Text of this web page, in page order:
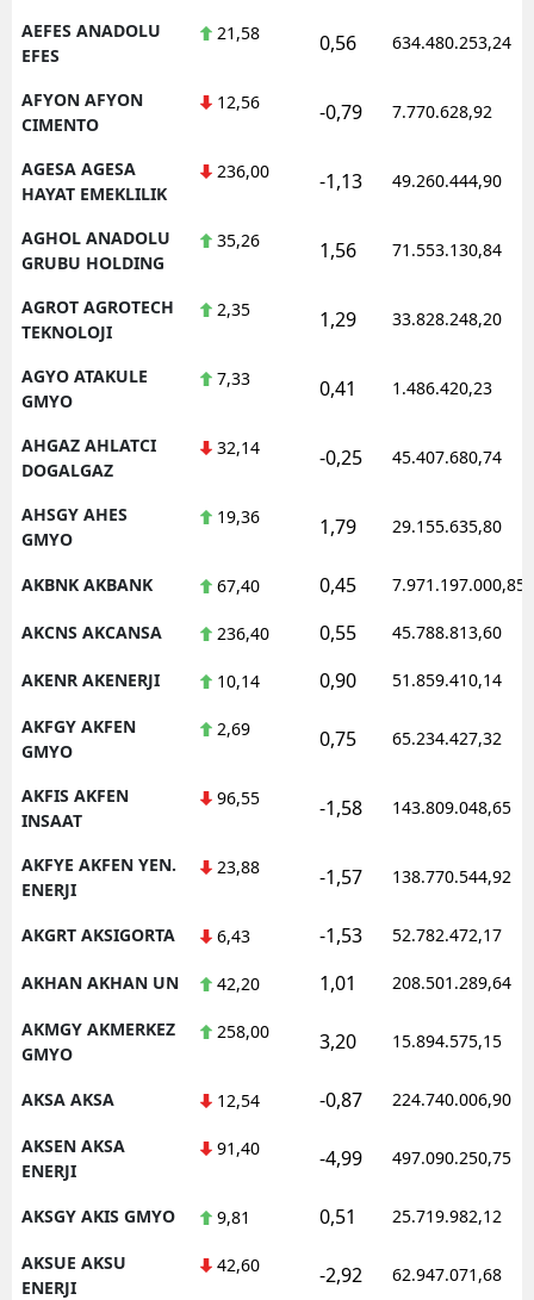
AEFES ANADOLU
EFES
21,58 0,56 634.480.253,24
AFYON AFYON
CIMENTO
12,56 -0,79 7.770.628,92
AGESA AGESA
HAYAT EMEKLILIK
236,00 -1,13 49.260.444,90
AGHOL ANADOLU
GRUBU HOLDING
35,26 1,56 71.553.130,84
AGROT AGROTECH
TEKNOLOJI
2,35 1,29 33.828.248,20
AGYO ATAKULE
GMYO
7,33 0,41 1.486.420,23
AHGAZ AHLATCI
DOGALGAZ
32,14 -0,25 45.407.680,74
AHSGY AHES
GMYO
19,36 1,79 29.155.635,80
AKBNK AKBANK 67,40 0,45 7.971.197.000,85
AKCNS AKCANSA 236,40 0,55 45.788.813,60
AKENR AKENERJI 10,14 0,90 51.859.410,14
AKFGY AKFEN
GMYO
2,69 0,75 65.234.427,32
AKFIS AKFEN
INSAAT
96,55 -1,58 143.809.048,65
AKFYE AKFEN YEN.
ENERJI
23,88 -1,57 138.770.544,92
AKGRT AKSIGORTA 6,43 -1,53 52.782.472,17
AKHAN AKHAN UN 42,20 1,01 208.501.289,64
AKMGY AKMERKEZ
GMYO
258,00 3,20 15.894.575,15
AKSA AKSA 12,54 -0,87 224.740.006,90
AKSEN AKSA
ENERJI
91,40 -4,99 497.090.250,75
AKSGY AKIS GMYO 9,81 0,51 25.719.982,12
AKSUE AKSU
ENERJI
42,60 -2,92 62.947.071,68